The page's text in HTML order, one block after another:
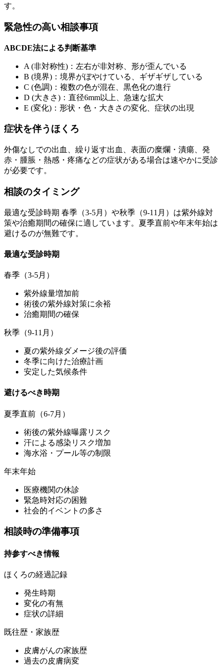
す。
緊急性の高い相談事項
ABCDE法による判断基準
A (非対称性)：左右が非対称、形が歪んでいる
B (境界)：境界がぼやけている、ギザギザしている
C (色調)：複数の色が混在、黒色化の進行
D (大きさ)：直径6mm以上、急速な拡大
E (変化)：形状・色・大きさの変化、症状の出現
症状を伴うほくろ
外傷なしでの出血、繰り返す出血、表面の糜爛・潰瘍、発
赤・腫脹・熱感・疼痛などの症状がある場合は速やかに受診
が必要です。
相談のタイミング
最適な受診時期 春季（3-5月）や秋季（9-11月）は紫外線対
策や治癒期間の確保に適しています。夏季直前や年末年始は
避けるのが無難です。
最適な受診時期
春季（3-5月）
紫外線量増加前
術後の紫外線対策に余裕
治癒期間の確保
秋季（9-11月）
夏の紫外線ダメージ後の評価
冬季に向けた治療計画
安定した気候条件
避けるべき時期
夏季直前（6-7月）
術後の紫外線曝露リスク
汗による感染リスク増加
海水浴・プール等の制限
年末年始
医療機関の休診
緊急時対応の困難
社会的イベントの多さ
相談時の準備事項
持参すべき情報
ほくろの経過記録
発生時期
変化の有無
症状の詳細
既往歴・家族歴
皮膚がんの家族歴
過去の皮膚病変